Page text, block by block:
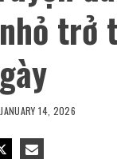
trở
JANUARY 14, 2026